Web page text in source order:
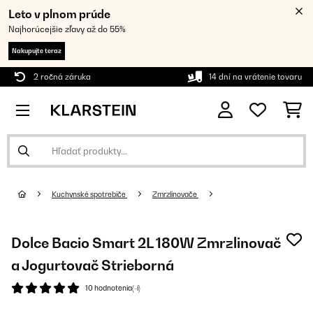
Leto v plnom prúde
Najhorúcejšie zľavy až do 55%
Nakupujte teraz
2 ročná záruka 14 dní na vrátenie tovaru
Kuchynské spotrebiče Zmrzlinovače
Dolce Bacio Smart 2L 180W Zmrzlinovač
a Jogurtovač Strieborná
10 hodnotenia(-í)